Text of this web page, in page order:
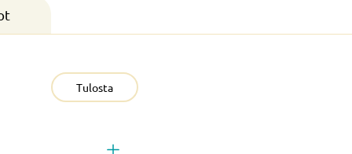
Tulosta